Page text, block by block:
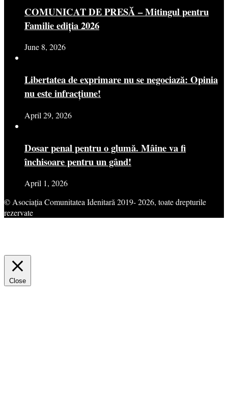
COMUNICAT DE PRESĂ – Mitingul pentru
Familie ediția 2026
June 8, 2026
Libertatea de exprimare nu se negociază: Opinia
nu este infracțiune!
April 29, 2026
Dosar penal pentru o glumă. Mâine va fi
închisoare pentru un gând!
April 1, 2026
© Asociația Comunitatea Idenitară 2019- 2026, toate drepturile
rezervate
Close